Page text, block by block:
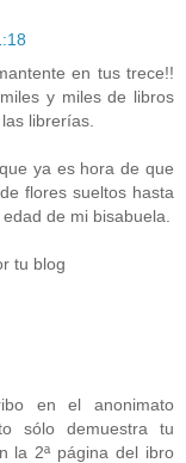
en tus trece!!
y miles de libros
librerías.
ya es hora de que
flores sueltos hasta
de mi bisabuela.
tu blog
en el anonimato
sólo demuestra tu
la 2ª página del ibro